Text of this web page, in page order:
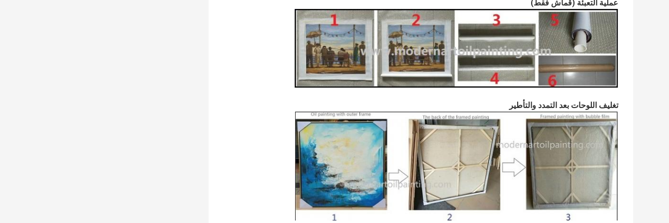
عملية التعبئة (قماش فقط)
تغليف اللوحات بعد التمدد والتأطير